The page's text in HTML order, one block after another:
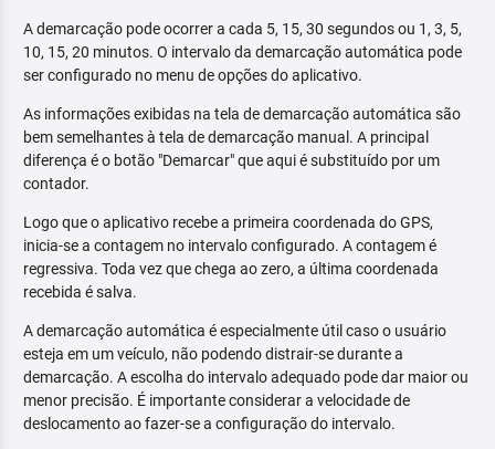
A demarcação pode ocorrer a cada 5, 15, 30 segundos ou 1, 3, 5,
10, 15, 20 minutos. O intervalo da demarcação automática pode
ser configurado no menu de opções do aplicativo.
As informações exibidas na tela de demarcação automática são
bem semelhantes à tela de demarcação manual. A principal
diferença é o botão "Demarcar" que aqui é substituído por um
contador.
Logo que o aplicativo recebe a primeira coordenada do GPS,
inicia-se a contagem no intervalo configurado. A contagem é
regressiva. Toda vez que chega ao zero, a última coordenada
recebida é salva.
A demarcação automática é especialmente útil caso o usuário
esteja em um veículo, não podendo distrair-se durante a
demarcação. A escolha do intervalo adequado pode dar maior ou
menor precisão. É importante considerar a velocidade de
deslocamento ao fazer-se a configuração do intervalo.